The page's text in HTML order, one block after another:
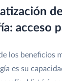
acceso
los beneficios
es su